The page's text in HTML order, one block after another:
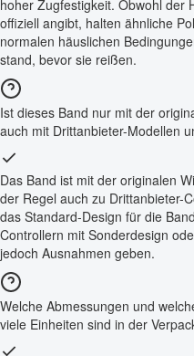
hoher Zugfestigkeit. Obwohl der
offiziell angibt, halten ähnliche
normalen häuslichen
stand, bevor sie reißen.
Ist dieses Band nur mit der
auch mit Drittanbieter-Modellen
Das Band ist mit der originalen
der Regel auch zu Drittanbieter-
das Standard-Design für die
Controllern mit Sonderdesign
jedoch Ausnahmen geben.
Welche Abmessungen und
viele Einheiten sind in der